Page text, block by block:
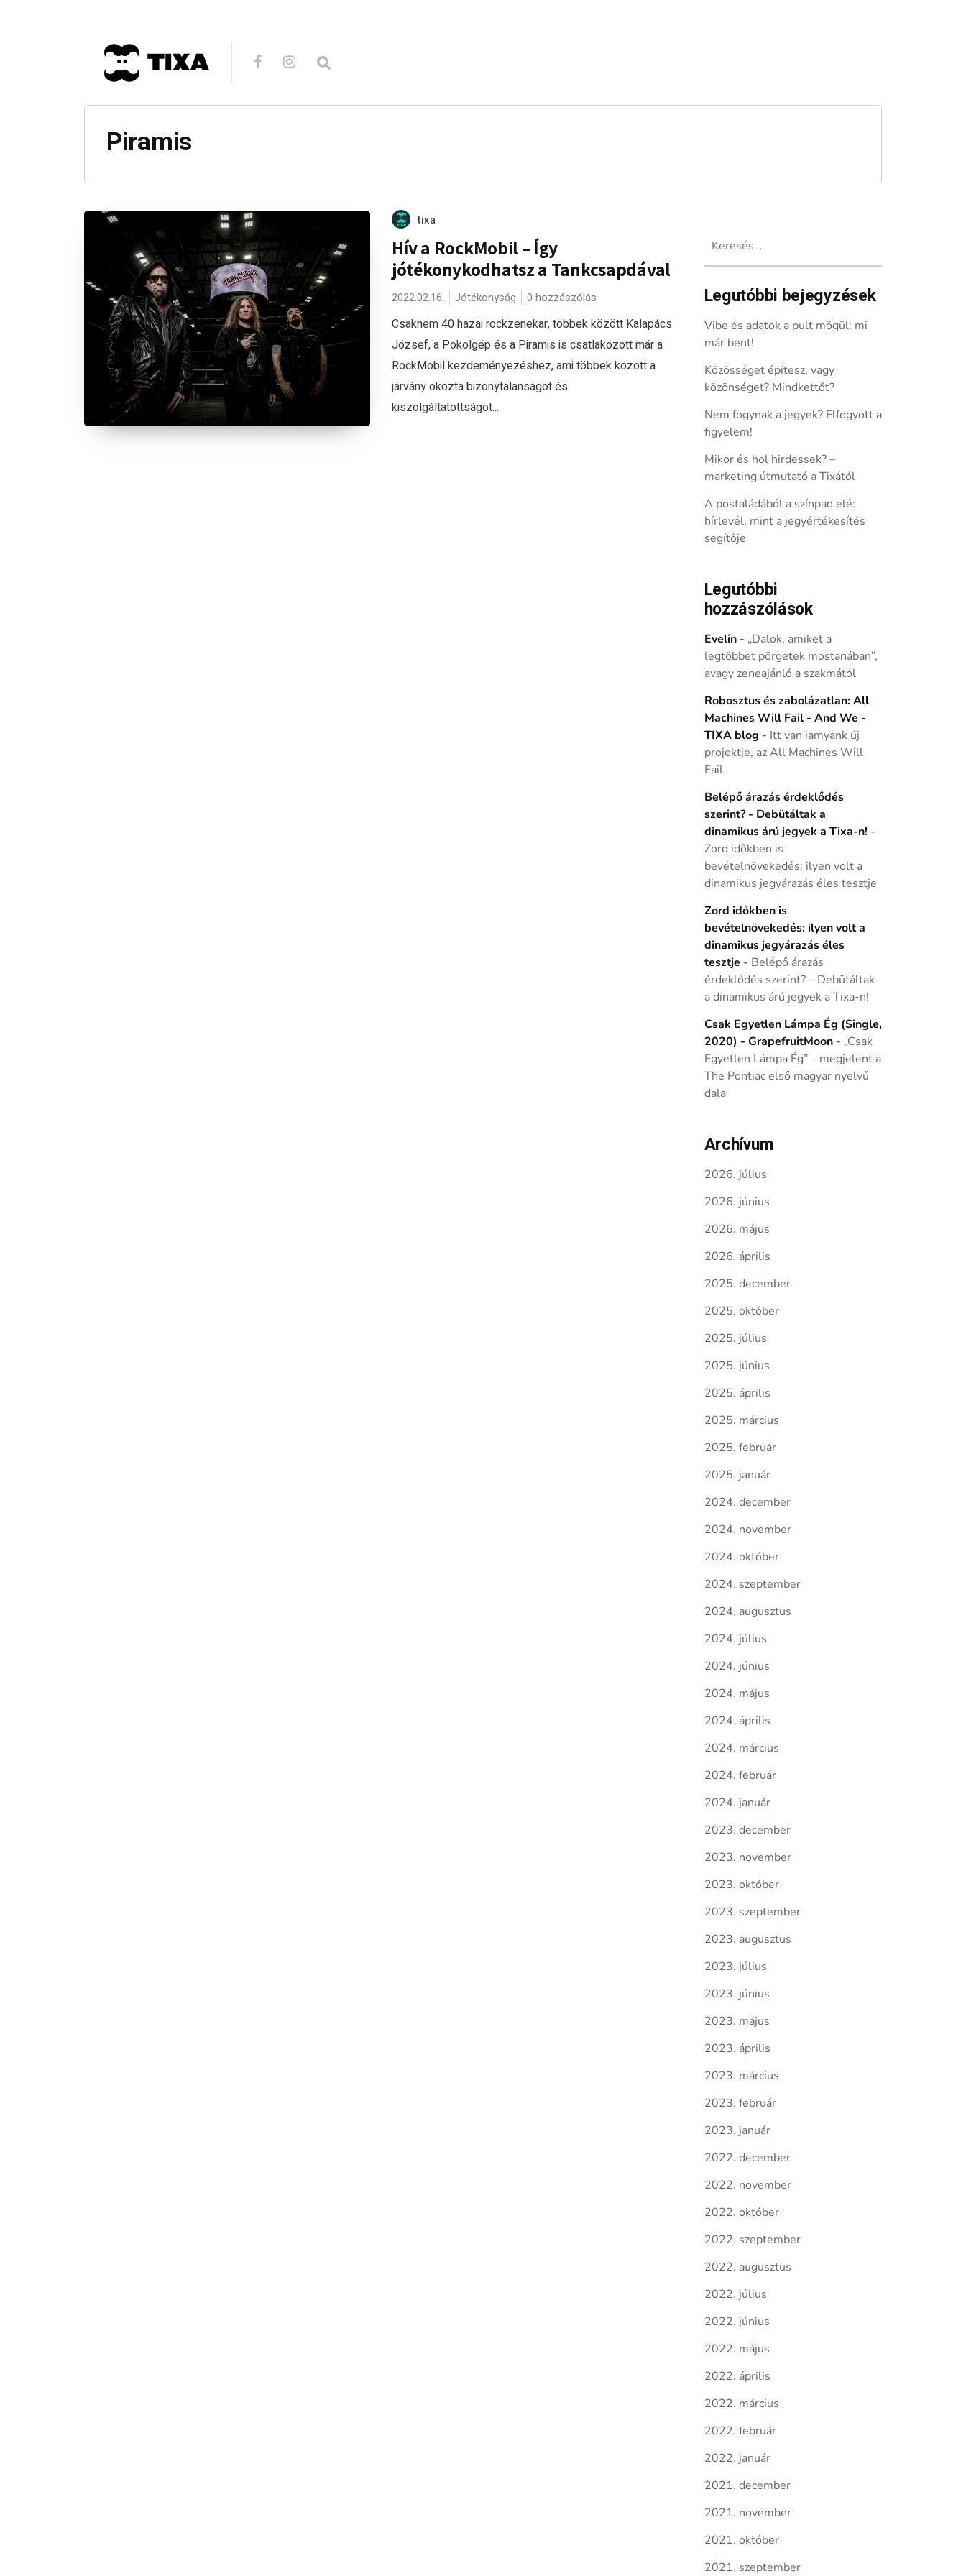
Piramis
tixa
Hív a RockMobil – Így
jótékonykodhatsz a Tankcsapdával
2022.02.16. Jótékonyság 0 hozzászólás
Csaknem 40 hazai rockzenekar, többek között Kalapács
József, a Pokolgép és a Piramis is csatlakozott már a
RockMobil kezdeményezéshez, ami többek között a
járvány okozta bizonytalanságot és
kiszolgáltatottságot...
Legutóbbi bejegyzések
Vibe és adatok a pult mögül: mi
már bent!
Közösséget építesz, vagy
közönséget? Mindkettőt?
Nem fogynak a jegyek? Elfogyott a
figyelem!
Mikor és hol hirdessek? –
marketing útmutató a Tixától
A postaládából a színpad elé:
hírlevél, mint a jegyértékesítés
segítője
Legutóbbi
hozzászólások
Evelin- „Dalok, amiket a
legtöbbet pörgetek mostanában”,
avagy zeneajánló a szakmától
Robosztus és zabolázatlan: All
Machines Will Fail - And We -
TIXA blog - Itt van iamyank új
projektje, az All Machines Will
Fail
Belépő árazás érdeklődés
szerint? - Debütáltak a
dinamikus árú jegyek a Tixa-n! -
Zord időkben is
bevételnövekedés: ilyen volt a
dinamikus jegyárazás éles tesztje
Zord időkben is
bevételnövekedés: ilyen volt a
dinamikus jegyárazás éles
tesztje - Belépő árazás
érdeklődés szerint? – Debütáltak
a dinamikus árú jegyek a Tixa-n!
Csak Egyetlen Lámpa Ég (Single,
2020) - GrapefruitMoon- „Csak
Egyetlen Lámpa Ég” – megjelent a
The Pontiac első magyar nyelvű
dala
Archívum
2026. július
2026. június
2026. május
2026. április
2025. december
2025. október
2025. július
2025. június
2025. április
2025. március
2025. február
2025. január
2024. december
2024. november
2024. október
2024. szeptember
2024. augusztus
2024. július
2024. június
2024. május
2024. április
2024. március
2024. február
2024. január
2023. december
2023. november
2023. október
2023. szeptember
2023. augusztus
2023. július
2023. június
2023. május
2023. április
2023. március
2023. február
2023. január
2022. december
2022. november
2022. október
2022. szeptember
2022. augusztus
2022. július
2022. június
2022. május
2022. április
2022. március
2022. február
2022. január
2021. december
2021. november
2021. október
2021. szeptember